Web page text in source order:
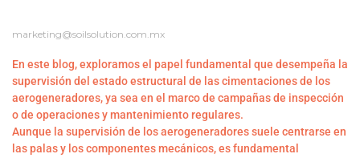
marketing@soilsolution.com.mx
En este blog, exploramos el papel fundamental que desempeña la
supervisión del estado estructural de las cimentaciones de los
aerogeneradores, ya sea en el marco de campañas de inspección
o de operaciones y mantenimiento regulares.
Aunque la supervisión de los aerogeneradores suele centrarse en
las palas y los componentes mecánicos, es fundamental